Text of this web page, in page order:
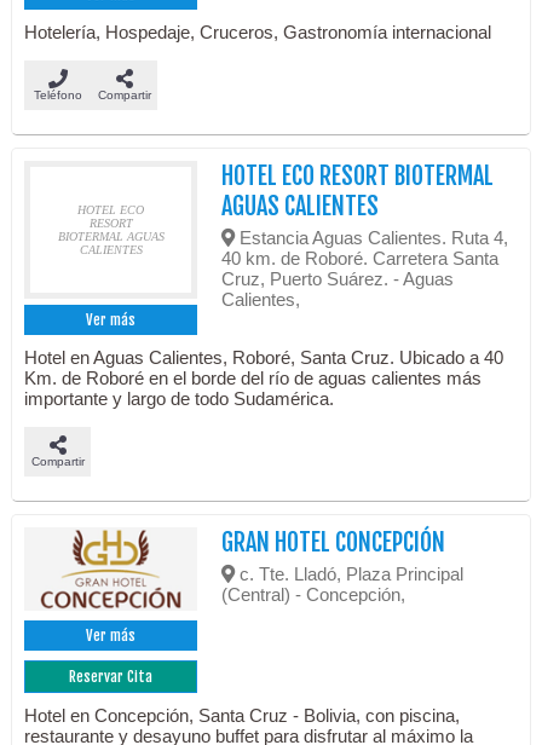
Hotelería, Hospedaje, Cruceros, Gastronomía internacional
Teléfono Compartir
HOTEL ECO
RESORT
BIOTERMAL AGUAS
CALIENTES
Ver más
HOTEL ECO RESORT BIOTERMAL
AGUAS CALIENTES
Estancia Aguas Calientes. Ruta 4,
40 km. de Roboré. Carretera Santa
Cruz, Puerto Suárez. - Aguas
Calientes,
Hotel en Aguas Calientes, Roboré, Santa Cruz. Ubicado a 40
Km. de Roboré en el borde del río de aguas calientes más
importante y largo de todo Sudamérica.
Compartir
Ver más
Reservar Cita
GRAN HOTEL CONCEPCIÓN
c. Tte. Lladó, Plaza Principal
(Central) - Concepción,
Hotel en Concepción, Santa Cruz - Bolivia, con piscina,
restaurante y desayuno buffet para disfrutar al máximo la